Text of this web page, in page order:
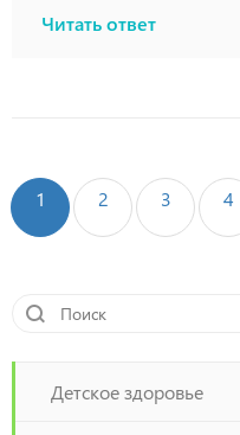
Читать ответ
1 2 3 4
Детское здоровье